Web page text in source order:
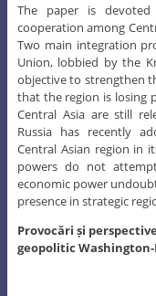
The paper is
cooperation among
Two main integration
Union, lobbied by the
objective to strengthen
that the region is losing
Central Asia are still
Russia has recently
Central Asian region in
powers do not
economic power
presence in strategic
Provocări și
geopolitic